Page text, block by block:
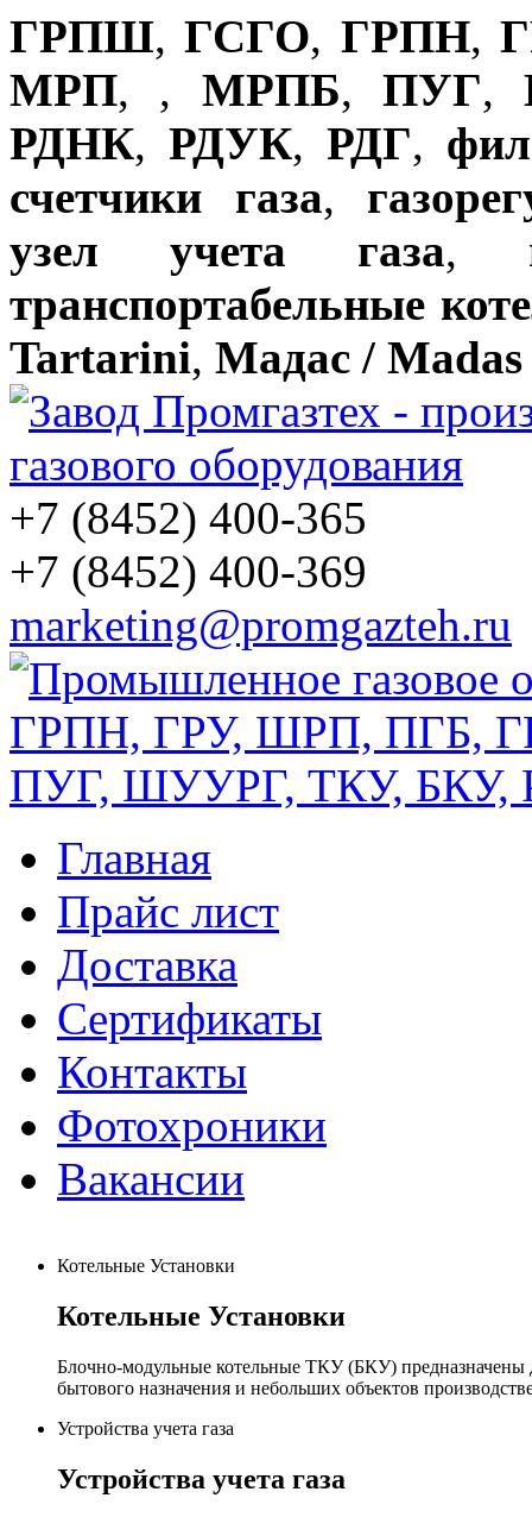
ГРПШ,ГСГО, ГРПН,
МРП, , МРПБ, ПУГ,
РДНК, РДУК, РДГ,
счетчики газа,
узел учета газа,
транспортабельные
Tartarini, Мадас / Madas
+7 (8452) 400-365
+7 (8452) 400-369
marketing@promgazteh.ru
Главная
Прайс лист
Доставка
Сертификаты
Контакты
Фотохроники
Вакансии
Котельные Установки
Котельные Установки
Блочно-модульные котельные ТКУ (БКУ) предназначены
бытового назначения и небольших объектов
Устройства учета газа
Устройства учета газа